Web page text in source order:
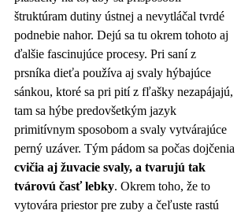
štruktúram dutiny ústnej a nevytláčal tvrdé
podnebie nahor. Dejú sa tu okrem tohoto aj
ďalšie fascinujúce procesy. Pri saní z
prsníka dieťa používa aj svaly hýbajúce
sánkou, ktoré sa pri pití z fľašky nezapájajú,
tam sa hýbe predovšetkým jazyk
primitívnym sposobom a svaly vytvárajúce
perný uzáver. Tým pádom sa počas dojčenia
cvičia aj žuvacie svaly, a tvarujú tak
tvárovú časť lebky. Okrem toho, že to
vytovára priestor pre zuby a čeľuste rastú